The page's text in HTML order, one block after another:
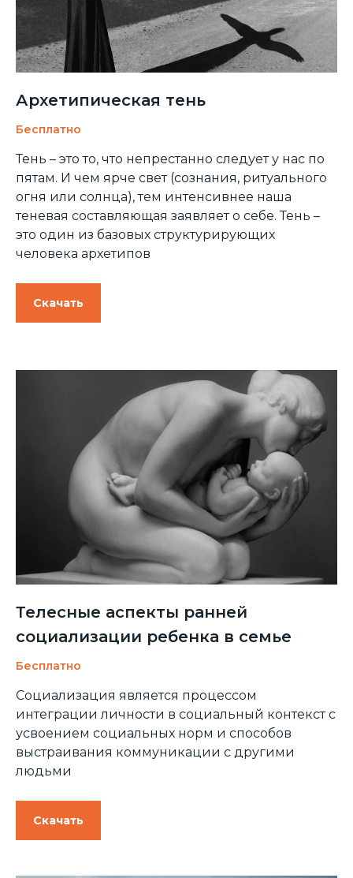
Архетипическая тень
Бесплатно
Тень – это то, что непрестанно следует у нас по
пятам. И чем ярче свет (сознания, ритуального
огня или солнца), тем интенсивнее наша
теневая составляющая заявляет о себе. Тень –
это один из базовых структурирующих
человека архетипов
Скачать
Телесные аспекты ранней
социализации ребенка в семье
Бесплатно
Социализация является процессом
интеграции личности в социальный контекст с
усвоением социальных норм и способов
выстраивания коммуникации с другими
людьми
Скачать